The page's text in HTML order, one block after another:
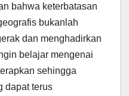
bahwa keterbatasan
bukanlah
dan menghadirkan
belajar mengenai
sehingga
dapat terus